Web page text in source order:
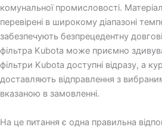
комунальної промисловості.
перевірені в широкому діапазоні
забезпечують безпрецедентну
фільтра Kubota може приємно
фільтри Kubota доступні відразу, а
доставляють відправлення з
вказаною в замовленні.
На це питання є одна правильна